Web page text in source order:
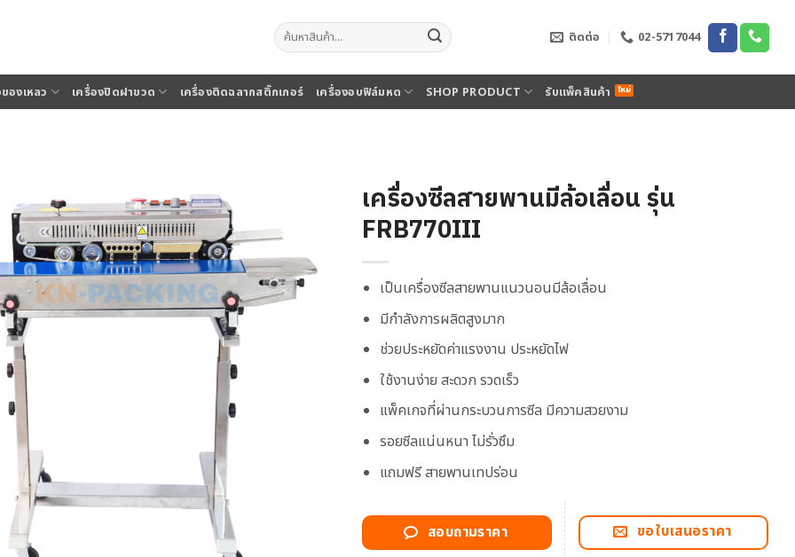
ค้นหา: ติดต่อ 02-5717044
องเหลว เครื่องปิดฝาขวด เครื่องติดฉลากสติ๊กเกอร์ เครื่องอบฟิล์มหด SHOP PRODUCT รับแพ็คสินค้า
เครื่องซีลสายพานมีล้อเลื่อน รุ่น
FRB770III
เป็นเครื่องซีลสายพานแนวนอนมีล้อเลื่อน
มีกำลังการผลิตสูงมาก
ช่วยประหยัดค่าแรงงาน ประหยัดไฟ
ใช้งานง่าย สะดวก รวดเร็ว
แพ็คเกจที่ผ่านกระบวนการซีล มีความสวยงาม
รอยซีลแน่นหนา ไม่รั่วซึม
แถมฟรี สายพานเทปร่อน
สอบถามราคา ขอใบเสนอราคา